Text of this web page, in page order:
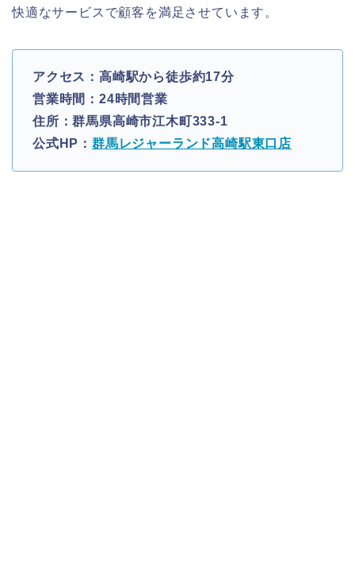
快適なサービスで顧客を満足させています。
アクセス：高崎駅から徒歩約17分
営業時間：24時間営業
住所：群馬県高崎市江木町333-1
公式HP： 群馬レジャーランド高崎駅東口店